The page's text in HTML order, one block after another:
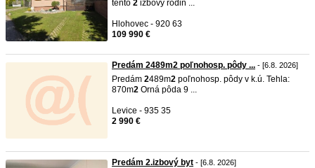
tento 2 izbový rodin ...
Hlohovec - 920 63
109 990 €
Predám 2489m2 poľnohosp. pôdy ... - [6.8. 2026]
Predám 2489m2 poľnohosp. pôdy v k.ú. Tehla:
870m2 Orná pôda 9 ...
Levice - 935 35
2 990 €
Predám 2.izbový byt - [6.8. 2026]